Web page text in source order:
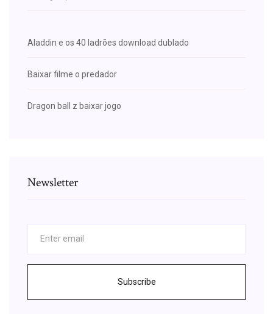
Aladdin e os 40 ladrões download dublado
Baixar filme o predador
Dragon ball z baixar jogo
Newsletter
Subscribe